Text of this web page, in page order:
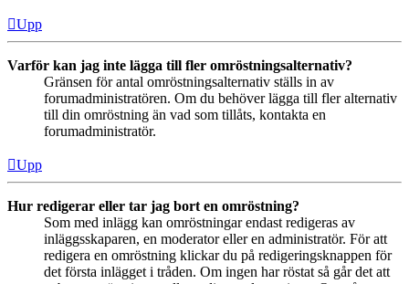
Upp
Varför kan jag inte lägga till fler omröstningsalternativ?
Gränsen för antal omröstningsalternativ ställs in av
forumadministratören. Om du behöver lägga till fler alternativ
till din omröstning än vad som tillåts, kontakta en
forumadministratör.
Upp
Hur redigerar eller tar jag bort en omröstning?
Som med inlägg kan omröstningar endast redigeras av
inläggsskaparen, en moderator eller en administratör. För att
redigera en omröstning klickar du på redigeringsknappen för
det första inlägget i tråden. Om ingen har röstat så går det att